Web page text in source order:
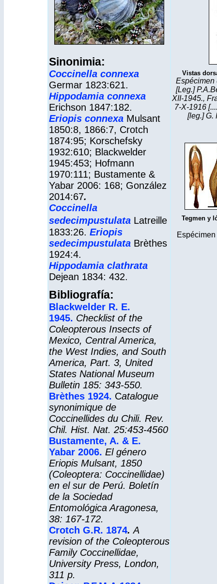
Sinonimia:
Coccinella connexa
Germar 1823:621.
Hippodamia connexa
Erichson 1847:182.
Eriopis connexa Mulsant
1850:8, 1866:7, Crotch
1874:95; Korschefsky
1932:610; Blackwelder
1945:453; Hofmann
1970:111; Bustamente &
Yabar 2006: 168; González
2014:67.
Coccinella
sedecimpustulata Latreille
1833:26. Eriopis
sedecimpustulata Brèthes
1924:4.
Hippodamia clathrata
Dejean 1834: 432.
Bibliografía:
Blackwelder R. E.
1945. Checklist of the
Coleopterous Insects of
Mexico, Central America,
the West Indies, and South
America, Part. 3, United
States National Museum
Bulletin 185: 343-550.
Brèthes 1924. Catalogue
synonimique de
Coccinellides du Chili. Rev.
Chil. Hist. Nat. 25:453-4560
Bustamente, A. & E.
Yabar 2006. El género
Eriopis Mulsant, 1850
(Coleoptera: Coccinellidae)
en el sur de Perú. Boletín
de la Sociedad
Entomológica Aragonesa,
38: 167-172.
Crotch G.R. 1874. A
revision of the Coleopterous
Family Coccinellidae,
University Press, London,
311 p.
Vistas
Espécimen
[Leg.]
XII-1945.,
7-X-1916
[leg.] G.
Tegmen y